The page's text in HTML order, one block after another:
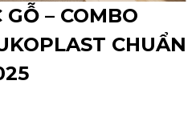
– COMBO
CHUẨN